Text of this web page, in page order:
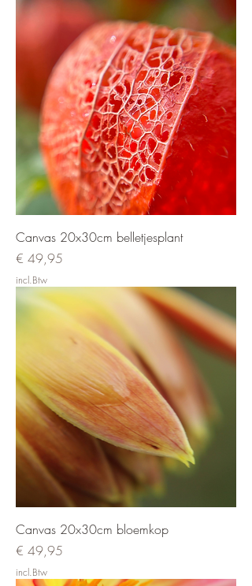
Canvas 20x30cm belletjesplant
Prijs
€ 49,95
incl.Btw
Canvas 20x30cm bloemkop
Prijs
€ 49,95
incl.Btw